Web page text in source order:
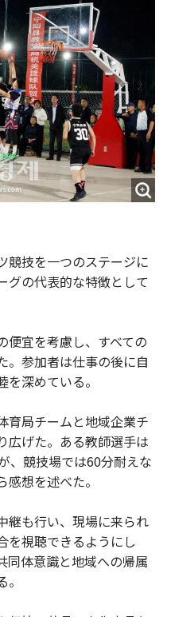
競技を一つのステージに
グの代表的な特徴として
便宜を考慮し、すべての
。参加者は仕事の後に自
深めている。
育局チームと地域企業チ
広げた。ある教師選手は
、競技場では60分耐えな
想を述べた。
継も行い、現場に来られ
を視聴できるようにし
同体意識と地域への帰属